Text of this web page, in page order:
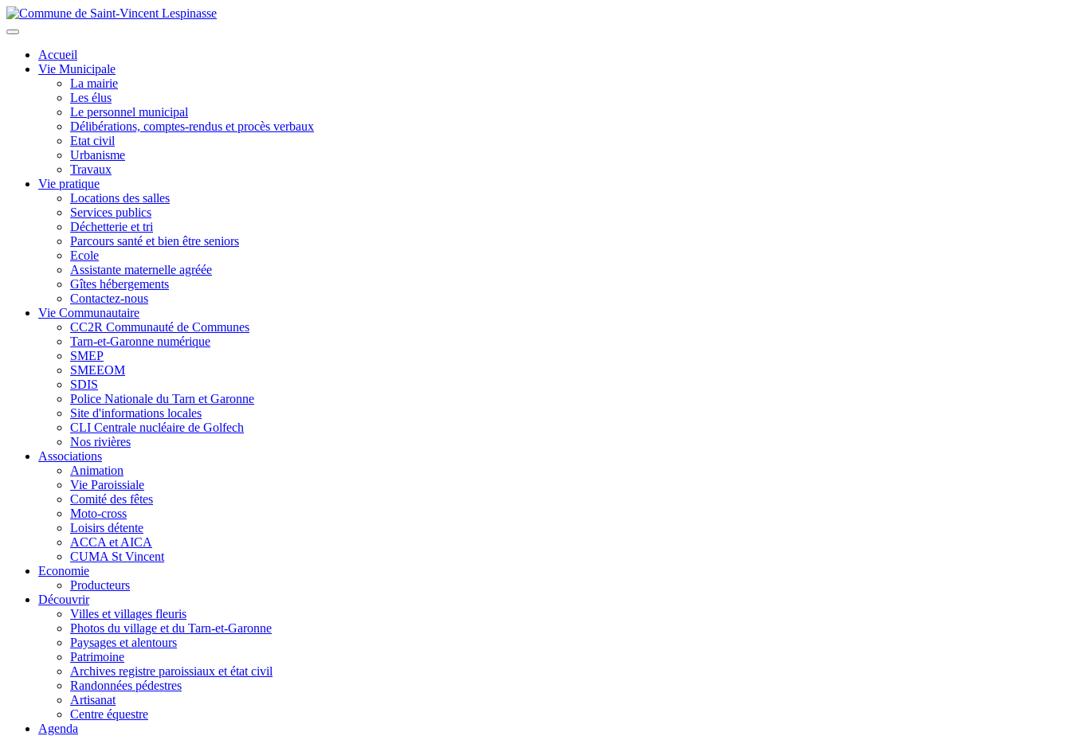
Aller
au
principal
Toggle
navigationAccueil
Vie Municipale
La mairie
Les élus
Le personnel municipal
Délibérations, comptes-rendus et procès verbaux
Etat civil
Urbanisme
Travaux
Vie pratique
Locations des salles
Services publics
Déchetterie et tri
Parcours santé et bien être seniors
Ecole
Assistante maternelle agréée
Gîtes hébergements
Contactez-nous
Vie Communautaire
CC2R Communauté de Communes
Tarn-et-Garonne numérique
SMEP
SMEEOM
SDIS
Police Nationale du Tarn et Garonne
Site d'informations locales
CLI Centrale nucléaire de Golfech
Nos rivières
Associations
Animation
Vie Paroissiale
Comité des fêtes
Moto-cross
Loisirs détente
ACCA et AICA
CUMA St Vincent
Economie
Producteurs
Découvrir
Villes et villages fleuris
Photos du village et du Tarn-et-Garonne
Paysages et alentours
Patrimoine
Archives registre paroissiaux et état civil
Randonnées pédestres
Artisanat
Centre équestre
Agenda